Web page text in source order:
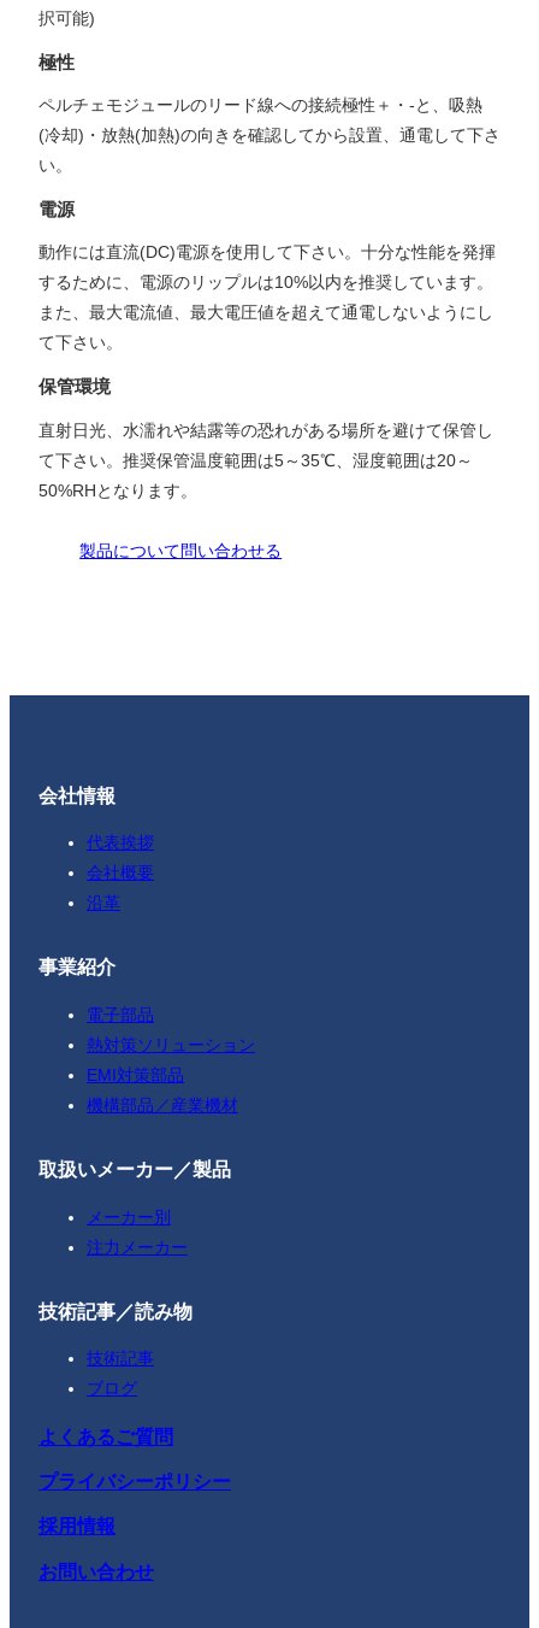
択可能)
極性
ペルチェモジュールのリード線への接続極性＋・-と、吸熱
(冷却)・放熱(加熱)の向きを確認してから設置、通電して下さ
い。
電源
動作には直流(DC)電源を使用して下さい。十分な性能を発揮
するために、電源のリップルは10%以内を推奨しています。
また、最大電流値、最大電圧値を超えて通電しないようにし
て下さい。
保管環境
直射日光、水濡れや結露等の恐れがある場所を避けて保管し
て下さい。推奨保管温度範囲は5～35℃、湿度範囲は20～
50%RHとなります。
製品について問い合わせる
会社情報
代表挨拶
会社概要
沿革
事業紹介
電子部品
熱対策ソリューション
EMI対策部品
機構部品／産業機材
取扱いメーカー／製品
メーカー別
注力メーカー
技術記事／読み物
技術記事
ブログ
よくあるご質問
プライバシーポリシー
採用情報
お問い合わせ